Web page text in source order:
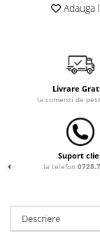
Lenjerii patut 140 x
Baldachin patut
Paturici copii
Perne copii si
Tarcuri si patuturi
Patut pliant copii
Tarc de joaca copii
Bariere si
Bariere de
Adauga
Livrare
la comenzi de
Suport
la telefon
Descriere